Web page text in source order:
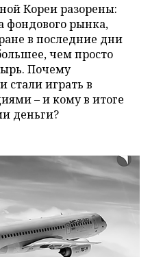
Кореи разорены:
фондового рынка,
в последние дни
чем просто
Почему
стали играть в
– и кому в итоге
деньги?